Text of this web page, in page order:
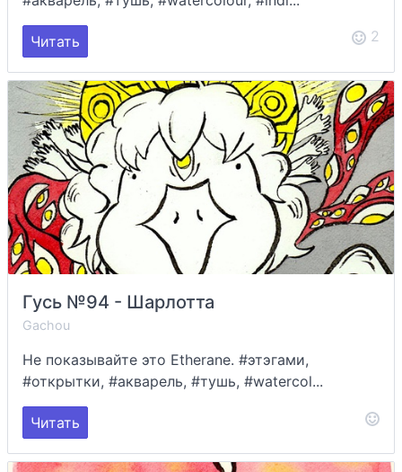
Читать 2
Гусь №94 - Шарлотта
Gachou
Не показывайте это Etherane. #этэгами,
#открытки, #акварель, #тушь, #watercol...
Читать